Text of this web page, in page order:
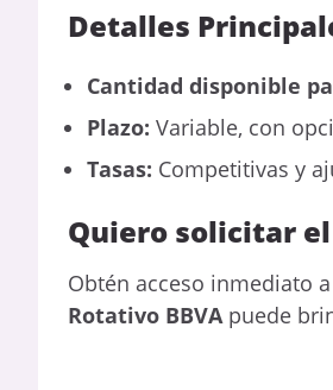
Detalles
Cantidad disponible
Plazo: Variable, con
Tasas: Competitivas y
Quiero solicitar el
Obtén acceso inmediato
Rotativo BBVA puede